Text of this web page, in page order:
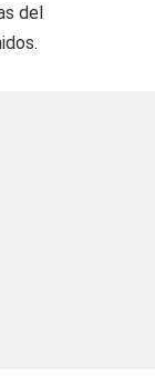
del